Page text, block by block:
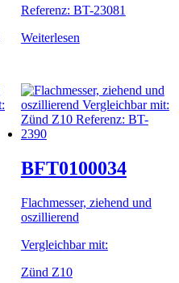
Referenz: BT-23081
Weiterlesen
BFT0100034
Flachmesser, ziehend und
oszillierend
Vergleichbar mit:
Zünd Z10